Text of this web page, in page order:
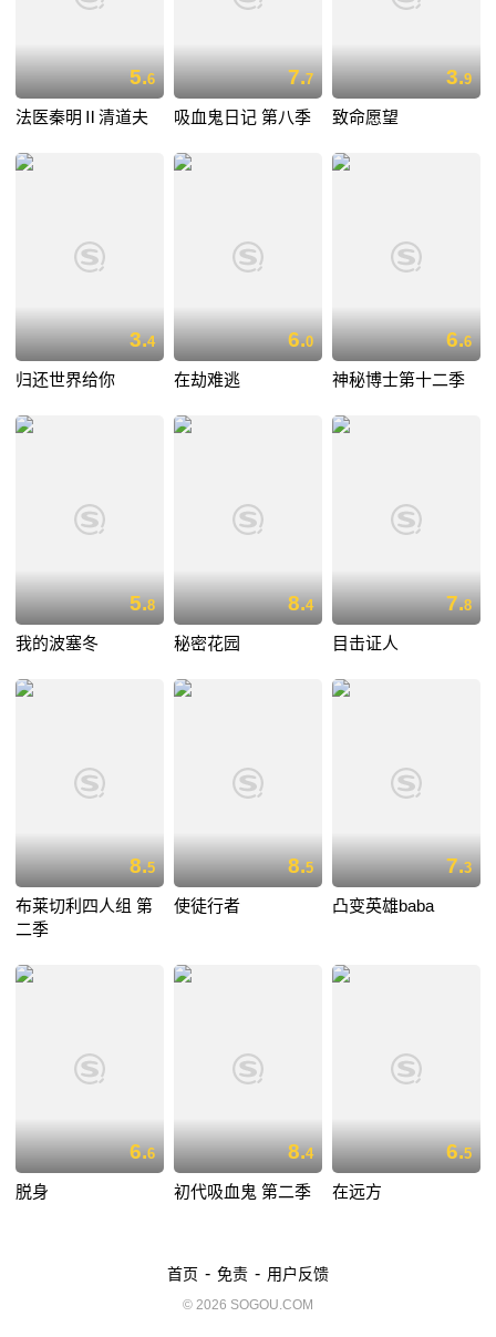
5.6
法医秦明Ⅱ清道夫
7.7
吸血鬼日记 第八季
3.9
致命愿望
3.4
归还世界给你
6.0
在劫难逃
6.6
神秘博士第十二季
5.8
我的波塞冬
8.4
秘密花园
7.8
目击证人
8.5
布莱切利四人组 第
二季
8.5
使徒行者
7.3
凸变英雄baba
6.6
脱身
8.4
初代吸血鬼 第二季
6.5
在远方
首页 - 免责 - 用户反馈
© 2026 SOGOU.COM